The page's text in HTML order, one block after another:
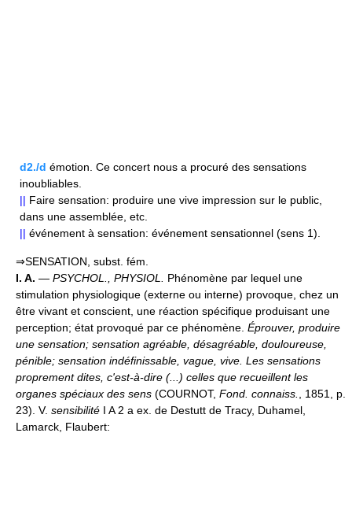
d2./d émotion. Ce concert nous a procuré des sensations
inoubliables.
|| Faire sensation: produire une vive impression sur le public,
dans une assemblée, etc.
|| événement à sensation: événement sensationnel (sens 1).
⇒SENSATION, subst. fém.
I. A. — PSYCHOL., PHYSIOL. Phénomène par lequel une
stimulation physiologique (externe ou interne) provoque, chez un
être vivant et conscient, une réaction spécifique produisant une
perception; état provoqué par ce phénomène. Éprouver, produire
une sensation; sensation agréable, désagréable, douloureuse,
pénible; sensation indéfinissable, vague, vive. Les sensations
proprement dites, c'est-à-dire (...) celles que recueillent les
organes spéciaux des sens (COURNOT, Fond. connaiss.
, 1851, p.
23). V. sensibilité I A 2 a ex. de Destutt de Tracy, Duhamel,
Lamarck, Flaubert: